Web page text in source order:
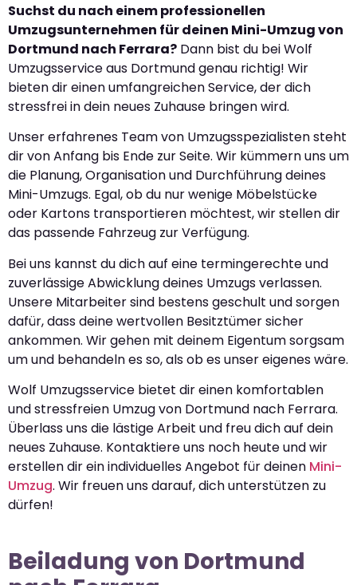
Suchst du nach einem professionellen
Umzugsunternehmen für deinen Mini-Umzug von
Dortmund nach Ferrara? Dann bist du bei Wolf
Umzugsservice aus Dortmund genau richtig! Wir
bieten dir einen umfangreichen Service, der dich
stressfrei in dein neues Zuhause bringen wird.
Unser erfahrenes Team von Umzugsspezialisten steht
dir von Anfang bis Ende zur Seite. Wir kümmern uns um
die Planung, Organisation und Durchführung deines
Mini-Umzugs. Egal, ob du nur wenige Möbelstücke
oder Kartons transportieren möchtest, wir stellen dir
das passende Fahrzeug zur Verfügung.
Bei uns kannst du dich auf eine termingerechte und
zuverlässige Abwicklung deines Umzugs verlassen.
Unsere Mitarbeiter sind bestens geschult und sorgen
dafür, dass deine wertvollen Besitztümer sicher
ankommen. Wir gehen mit deinem Eigentum sorgsam
um und behandeln es so, als ob es unser eigenes wäre.
Wolf Umzugsservice bietet dir einen komfortablen
und stressfreien Umzug von Dortmund nach Ferrara.
Überlass uns die lästige Arbeit und freu dich auf dein
neues Zuhause. Kontaktiere uns noch heute und wir
erstellen dir ein individuelles Angebot für deinen Mini-
Umzug. Wir freuen uns darauf, dich unterstützen zu
dürfen!
Beiladung von Dortmund